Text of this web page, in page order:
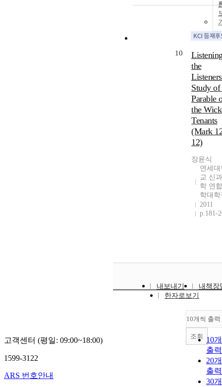
10
the
Study of
Parable
the
Tenants
(Mark
12)
장윤식
연세대
교 신
학 연
학대학
2011
p.181-
내보내기
내책장
한자로보기
10개씩 출력
10
출력
20
출력
30
조회
고객센터 (평일: 09:00~18:00)
1599-3122
ARS 번호안내